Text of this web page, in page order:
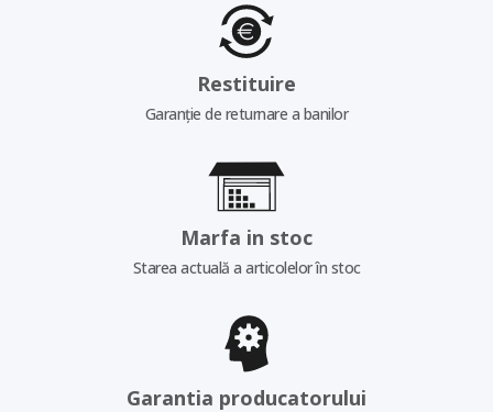
Restituire
Garanție de returnare a banilor
Marfa in stoc
Starea actuală a articolelor în stoc
Garantia producatorului